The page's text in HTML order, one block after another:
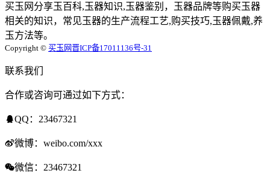
买玉网分享玉百科,玉器知识,玉器鉴别，玉器品牌等购买玉器
相关的知识，常见玉器的生产流程工艺,购买技巧,玉器佩戴,养
玉方法等。
Copyright © 买玉网晋ICP备17011136号-31
联系我们
合作或咨询可通过如下方式：
QQ：23467321
微博：weibo.com/xxx
微信：23467321